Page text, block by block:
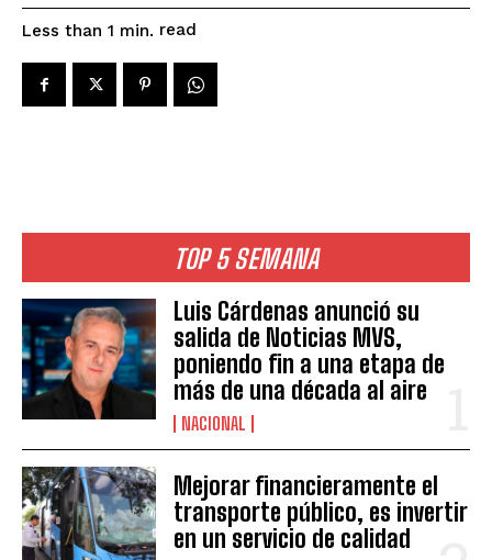
TOP 5 SEMANA
Luis Cárdenas anunció su
salida de Noticias MVS,
poniendo fin a una etapa de
más de una década al aire
NACIONAL
Mejorar financieramente el
transporte público, es invertir
en un servicio de calidad
Less than 1 min. read